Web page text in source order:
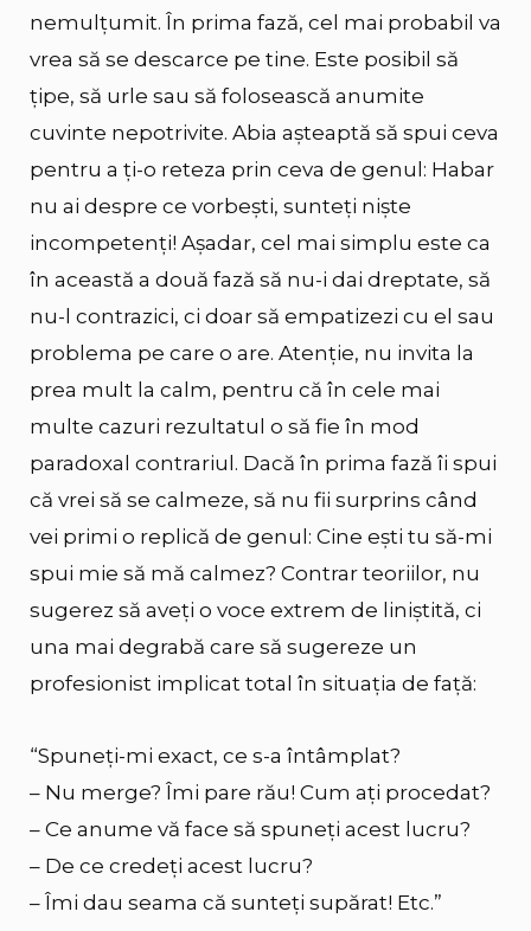
nemulțumit. În prima fază, cel mai probabil va
vrea să se descarce pe tine. Este posibil să
țipe, să urle sau să folosească anumite
cuvinte nepotrivite. Abia așteaptă să spui ceva
pentru a ți-o reteza prin ceva de genul: Habar
nu ai despre ce vorbești, sunteți niște
incompetenți! Așadar, cel mai simplu este ca
în această a două fază să nu-i dai dreptate, să
nu-l contrazici, ci doar să empatizezi cu el sau
problema pe care o are. Atenție, nu invita la
prea mult la calm, pentru că în cele mai
multe cazuri rezultatul o să fie în mod
paradoxal contrariul. Dacă în prima fază îi spui
că vrei să se calmeze, să nu fii surprins când
vei primi o replică de genul: Cine ești tu să-mi
spui mie să mă calmez? Contrar teoriilor, nu
sugerez să aveți o voce extrem de liniștită, ci
una mai degrabă care să sugereze un
profesionist implicat total în situația de față:
“Spuneți-mi exact, ce s-a întâmplat?
– Nu merge? Îmi pare rău! Cum ați procedat?
– Ce anume vă face să spuneți acest lucru?
– De ce credeți acest lucru?
– Îmi dau seama că sunteți supărat! Etc.”